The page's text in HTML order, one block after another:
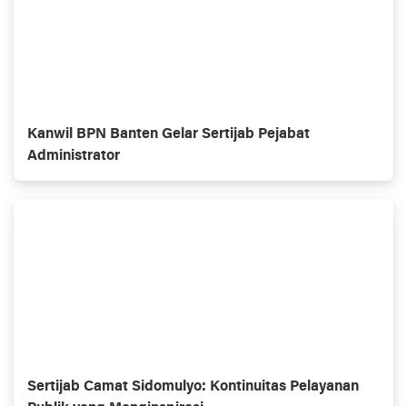
Kanwil BPN Banten Gelar Sertijab Pejabat
Administrator
Sertijab Camat Sidomulyo: Kontinuitas Pelayanan